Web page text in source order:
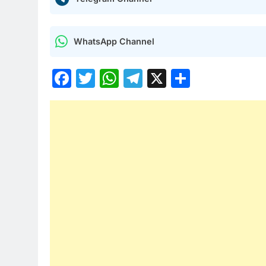
WhatsApp Channel
Facebook
Twitter
WhatsApp
Telegram
X